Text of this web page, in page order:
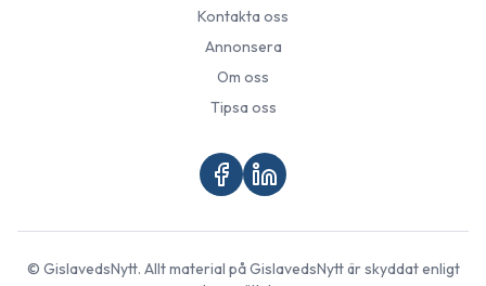
Kontakta oss
Annonsera
Om oss
Tipsa oss
© GislavedsNytt. Allt material påGislavedsNyttär skyddat enligt